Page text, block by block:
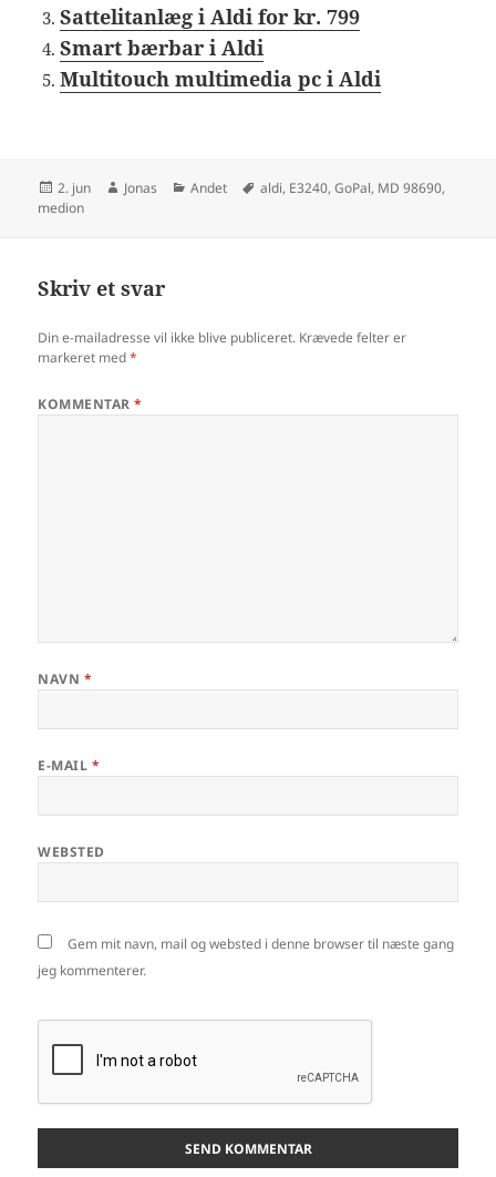
Sattelitanlæg i Aldi for kr. 799
Smart bærbar i Aldi
Multitouch multimedia pc i Aldi
Udgivet
i
2. jun Forfatter
Jonas Kategorier
Andet Tags
aldi, E3240,GoPal, MD 98690,
medion
Skriv et svar
Din e-mailadresse vil ikke blive publiceret. Krævede felter er
markeret med*
KOMMENTAR*
NAVN *
E-MAIL *
WEBSTED
Gem mit navn, mail og websted i denne browser til næste gang
jeg kommenterer.